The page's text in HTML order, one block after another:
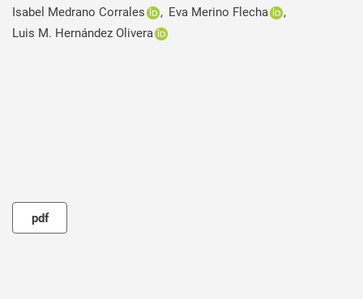
Isabel Medrano Corrales
Eva Merino Flecha
Luis M. Hernández Olivera
pdf